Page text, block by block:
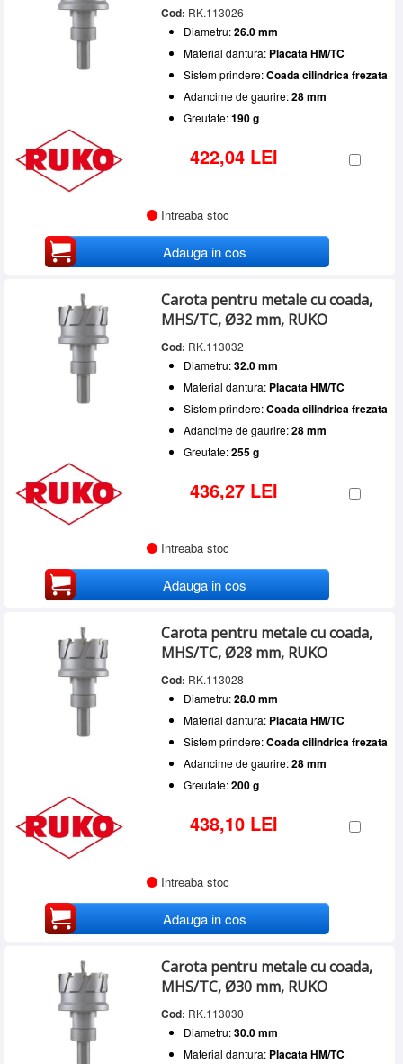
Cod: RK.113026
Diametru:26.0 mm
Material dantura: Placata HM/TC
Sistem prindere:Coada cilindrica frezata
Adancime de gaurire:28 mm
Greutate:190 g
422,04 LEI
Intreaba stoc
Adauga in cos
Carota pentru metale cu coada,
MHS/TC, Ø32 mm, RUKO
Cod: RK.113032
Diametru:32.0 mm
Material dantura: Placata HM/TC
Sistem prindere:Coada cilindrica frezata
Adancime de gaurire:28 mm
Greutate:255 g
436,27 LEI
Intreaba stoc
Adauga in cos
Carota pentru metale cu coada,
MHS/TC, Ø28 mm, RUKO
Cod: RK.113028
Diametru:28.0 mm
Material dantura: Placata HM/TC
Sistem prindere:Coada cilindrica frezata
Adancime de gaurire:28 mm
Greutate:200 g
438,10 LEI
Intreaba stoc
Adauga in cos
Carota pentru metale cu coada,
MHS/TC, Ø30 mm, RUKO
Cod: RK.113030
Diametru:30.0 mm
Material dantura: Placata HM/TC